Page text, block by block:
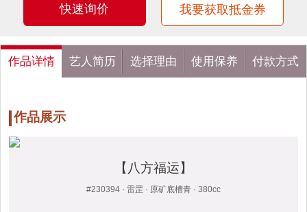
快速询价 我要获取抵金券
作品详情 艺人简历 选择理由 使用保养 付款方式
作品展示
【八方福运】
#230394 · 雷罡 · 原矿底槽青 · 380cc